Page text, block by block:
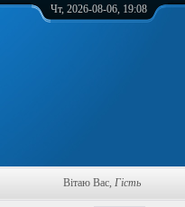
Чт, 2026-08-06, 19:08
Вітаю Вас, Гість